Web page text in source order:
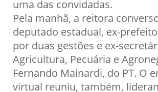
uma das convidadas.
Pela manhã, a reitora
deputado estadual, ex-
por duas gestões e ex-
Agricultura, Pecuária e
Fernando Mainardi, do PT. O
virtual reuniu, também,